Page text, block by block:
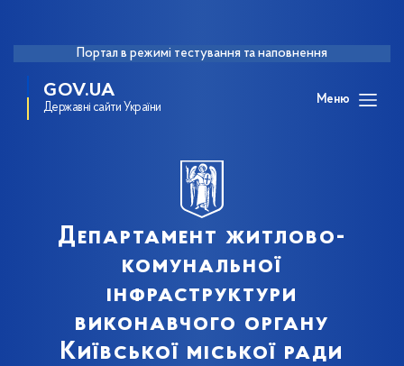
Портал в режимі тестування та наповнення
GOV.UA
Державні сайти України
Меню
Департамент житлово-
комунальної
інфраструктури
виконавчого органу
Київської міської ради